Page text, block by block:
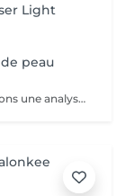
Light
peau
Lors de la première consultation, nous réalisons une analyse personnalisée de votre peau et de votre routine cosmétique. Nous définissons ensuite un plan de traitement sur mesure, adapté à vos besoins et à vos objectifs.